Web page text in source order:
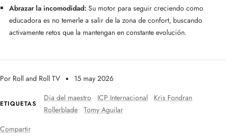
Por Roll and Roll TV 15 may 2026
ETIQUETAS
Dia del maestro ICP Internacional
Kris Fondran
Rollerblade Tomy Aguilar
Compartir
Abrazar la incomodidad:Su motor para seguir creciendo como
educadora es no temerle a salir de la zona de confort, buscando
activamente retos que la mantengan en constante evolución.